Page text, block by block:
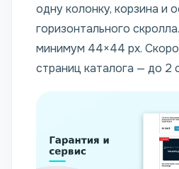
одну колонку, корзина и
горизонтального
минимум 44×44 px.
страниц каталога — до 2